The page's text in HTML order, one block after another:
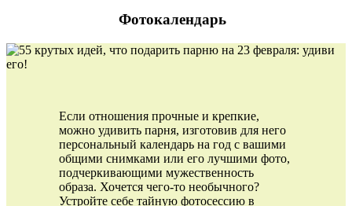
Фотокалендарь
Если отношения прочные и крепкие,
можно удивить парня, изготовив для него
персональный календарь на год с вашими
общими снимками или его лучшими фото,
подчеркивающими мужественность
образа. Хочется чего-то необычного?
Устройте себе тайную фотосессию в